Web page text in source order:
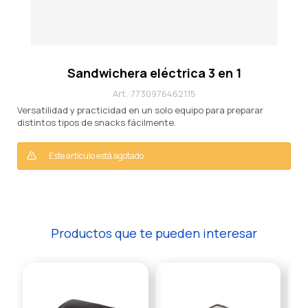
Sandwichera eléctrica 3 en 1
7730976462115
Versatilidad y practicidad en un solo equipo para preparar
distintos tipos de snacks fácilmente.
Este artículo está agotado.
Productos que te pueden interesar